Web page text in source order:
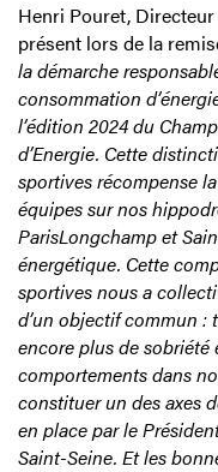
Henri Pouret,
présent lors de la
la démarche
consommation
l’édition 2024 du
d’Energie. Cette
sportives récompense
équipes sur nos
ParisLongchamp et
énergétique. Cette
sportives nous a
d’un objectif commun :
encore plus de
comportements dans
constituer un des axes
en place par le
Saint-Seine. Et les